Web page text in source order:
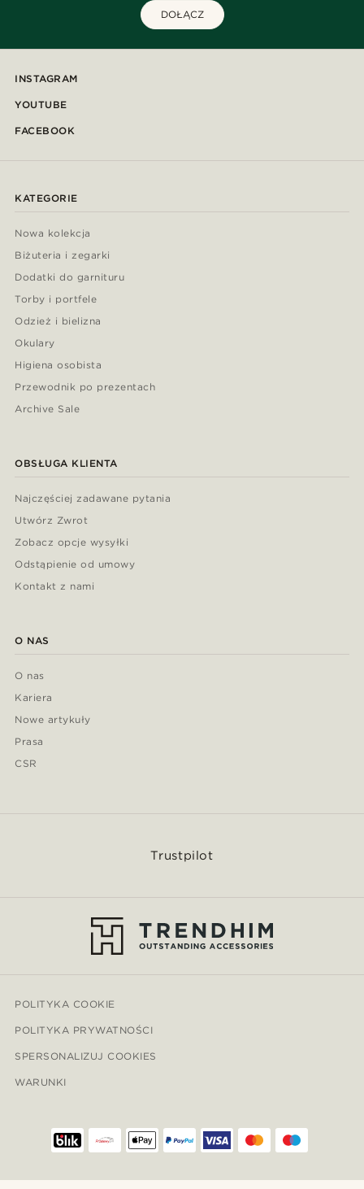
DOŁĄCZ
INSTAGRAM
YOUTUBE
FACEBOOK
KATEGORIE
Nowa kolekcja
Biżuteria i zegarki
Dodatki do garnituru
Torby i portfele
Odzież i bielizna
Okulary
Higiena osobista
Przewodnik po prezentach
Archive Sale
OBSŁUGA KLIENTA
Najczęściej zadawane pytania
Utwórz Zwrot
Zobacz opcje wysyłki
Odstąpienie od umowy
Kontakt z nami
O NAS
O nas
Kariera
Nowe artykuły
Prasa
CSR
Trustpilot
POLITYKA COOKIE
POLITYKA PRYWATNOŚCI
SPERSONALIZUJ COOKIES
WARUNKI